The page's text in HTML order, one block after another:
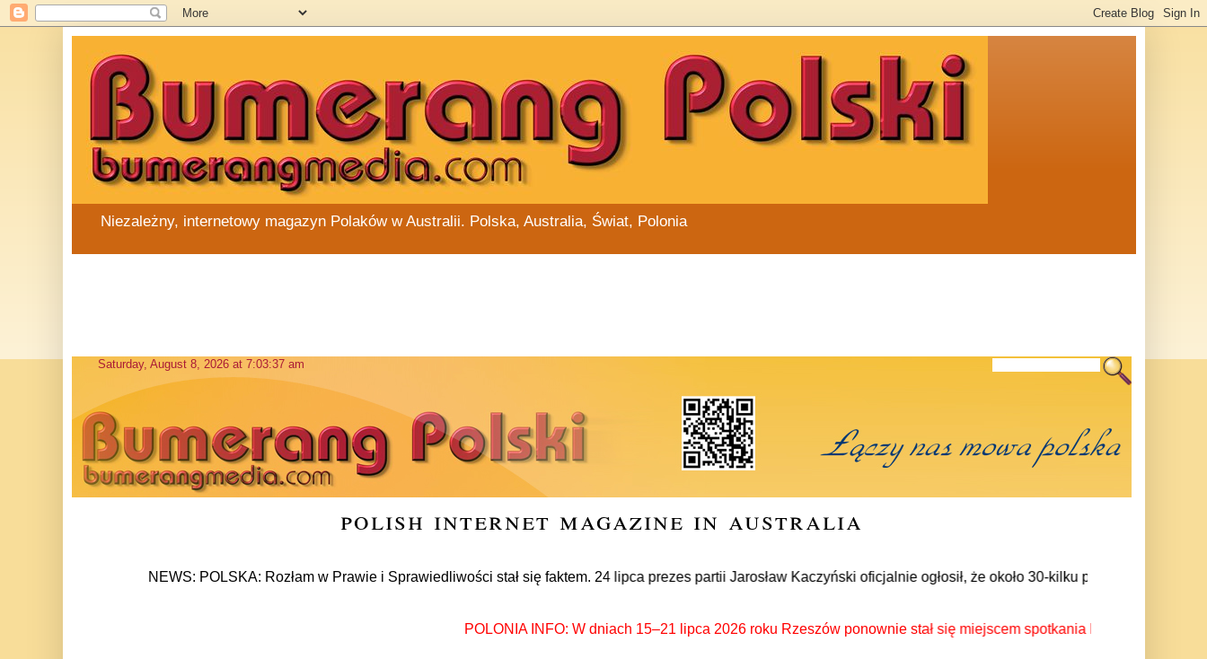
Niezależny, internetowy magazyn Polaków w Australii. Polska, Australia, Świat, Polonia
polish internet magazine in australia
NEWS: POLSKA: Rozłam w Prawie i Sprawiedliwości stał się faktem. 24 lipca prezes partii Jarosław Kaczyński oficjalnie ogłosił, że około 30-kilku posłów
POLONIA INFO: W dniach 15–21 lipca 2026 roku Rzeszów ponownie stał się miejscem spotkania Polonii z całego